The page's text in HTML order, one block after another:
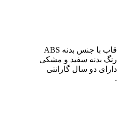
قاب با جنس بدنه ABS
رنگ بدنه سفید و مشکی
دارای دو سال گارانتی
.